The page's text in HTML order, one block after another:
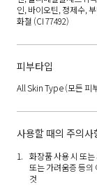
인, 바이오틴, 정제수,
화철 (CI 77492)
피부타입
All Skin Type(모든 피
사용할 때의 주의사
화장품 사용 시 또
또는 가려움증 등의
것